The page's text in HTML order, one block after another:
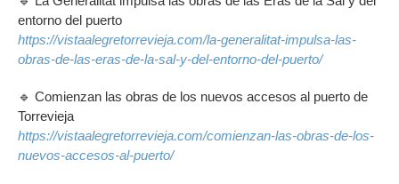
entorno del puerto
https://vistaalegretorrevieja.com/la-generalitat-impulsa-las-
obras-de-las-eras-de-la-sal-y-del-entorno-del-puerto/
🔹 Comienzan las obras de los nuevos accesos al puerto de
Torrevieja
https://vistaalegretorrevieja.com/comienzan-las-obras-de-los-
nuevos-accesos-al-puerto/